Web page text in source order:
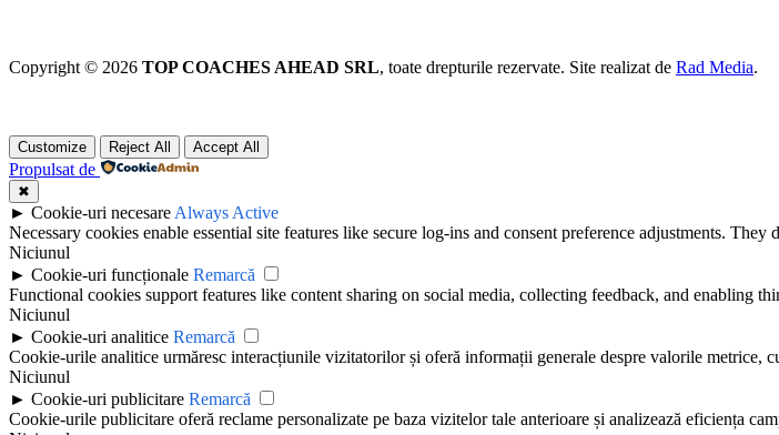
Copyright © 2026 TOP COACHES AHEAD SRL, toate drepturile rezervate. Site realizat de Rad Media.
Customize Reject All Accept All
Propulsat de
✖
► Cookie-uri necesare Always Active
Necessary cookies enable essential site features like secure log-ins and consent preference adjustments. They
Niciunul
► Cookie-uri funcționale Remarcă
Functional cookies support features like content sharing on social media, collecting feedback, and enabling
Niciunul
► Cookie-uri analitice Remarcă
Cookie-urile analitice urmăresc interacțiunile vizitatorilor și oferă informații generale despre valorile metrice,
Niciunul
► Cookie-uri publicitare Remarcă
Cookie-urile publicitare oferă reclame personalizate pe baza vizitelor tale anterioare și analizează eficiența